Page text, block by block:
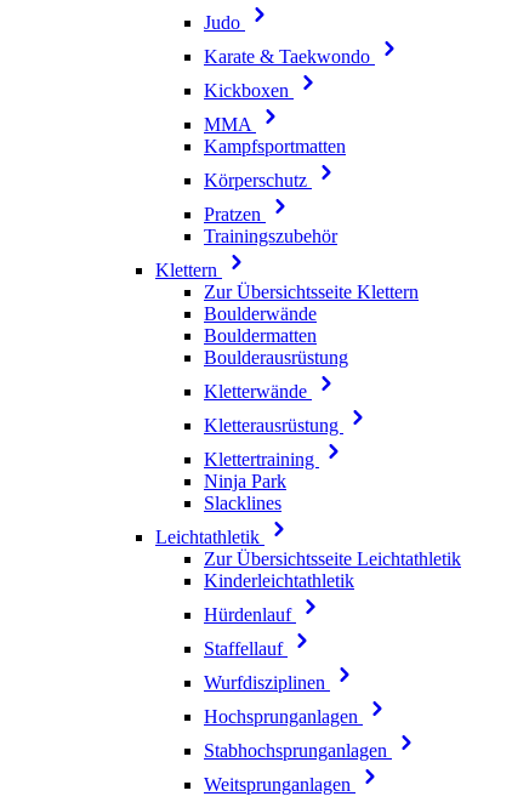
Judo
Karate & Taekwondo
Kickboxen
MMA
Kampfsportmatten
Körperschutz
Pratzen
Trainingszubehör
Klettern
Zur Übersichtsseite Klettern
Boulderwände
Bouldermatten
Boulderausrüstung
Kletterwände
Kletterausrüstung
Klettertraining
Ninja Park
Slacklines
Leichtathletik
Zur Übersichtsseite Leichtathletik
Kinderleichtathletik
Hürdenlauf
Staffellauf
Wurfdisziplinen
Hochsprunganlagen
Stabhochsprunganlagen
Weitsprunganlagen